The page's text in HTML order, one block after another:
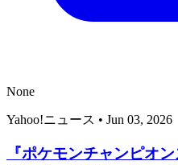
None
Yahoo!ニュース • Jun 03, 2026
『ポケモンチャンピオ